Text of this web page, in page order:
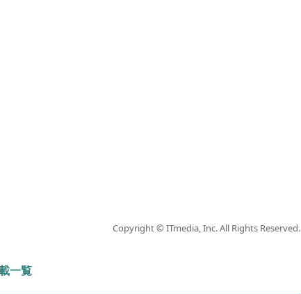
Copyright © ITmedia, Inc. All Rights Reserved.
一覧